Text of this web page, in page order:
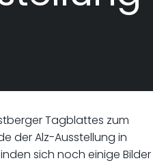
Tagblattes zum
der Alz-Ausstellung in
sich noch einige Bilder